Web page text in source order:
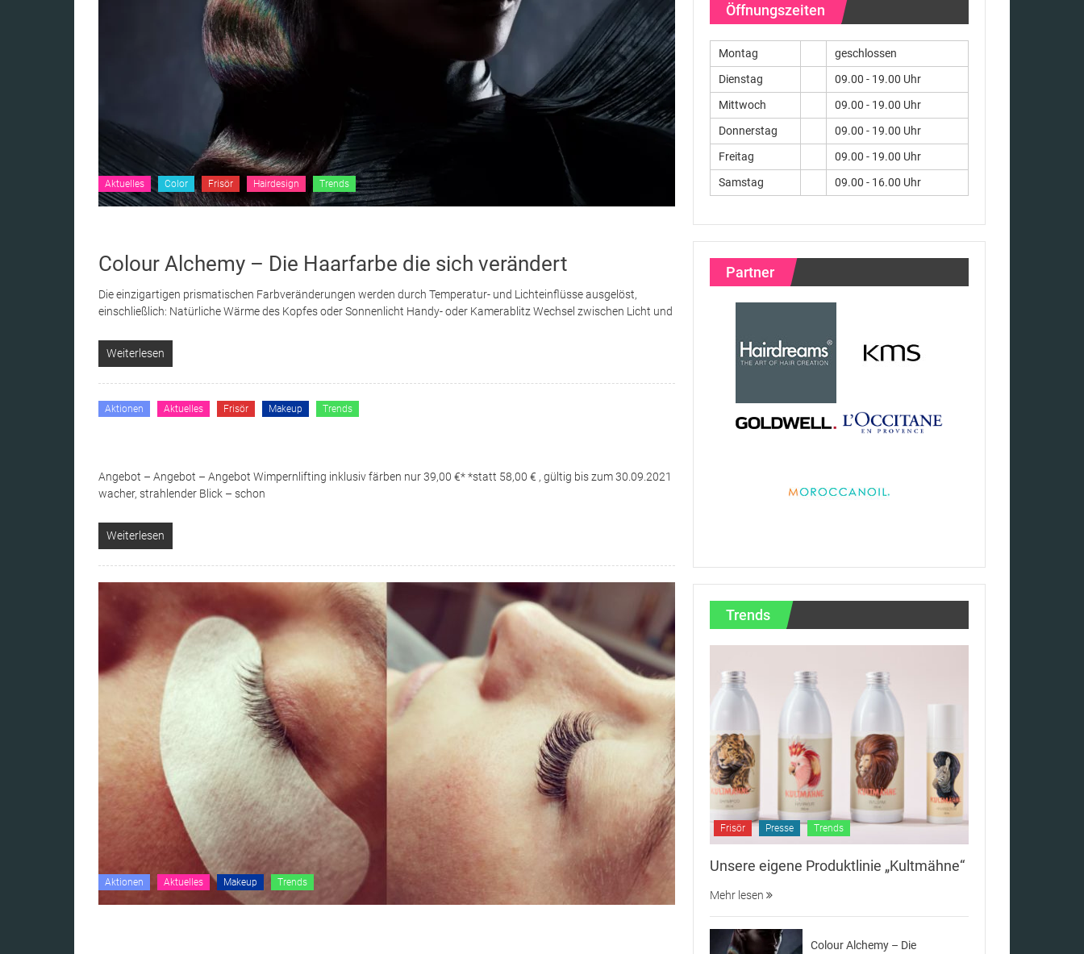
Aktuelles Color Frisör Hairdesign Trends
Colour Alchemy – Die Haarfarbe die sich verändert
Die einzigartigen prismatischen Farbveränderungen werden durch Temperatur- und Lichteinflüsse ausgelöst,
einschließlich: Natürliche Wärme des Kopfes oder Sonnenlicht Handy- oder Kamerablitz Wechsel zwischen Licht und
Weiterlesen
Aktionen Aktuelles Frisör Makeup Trends
Angebot – Angebot – Angebot Wimpernlifting inklusiv färben nur 39,00 €* *statt 58,00 € , gültig bis zum 30.09.2021
wacher, strahlender Blick – schon
Weiterlesen
Aktionen Aktuelles Makeup Trends
Öffnungszeiten
Montag
geschlossen
Dienstag
09.00 - 19.00 Uhr
Mittwoch
09.00 - 19.00 Uhr
Donnerstag
09.00 - 19.00 Uhr
Freitag
09.00 - 19.00 Uhr
Samstag
09.00 - 16.00 Uhr
Partner
Trends
Frisör Presse Trends
Unsere eigene Produktlinie „Kultmähne“
Mehr lesen
Colour Alchemy – Die